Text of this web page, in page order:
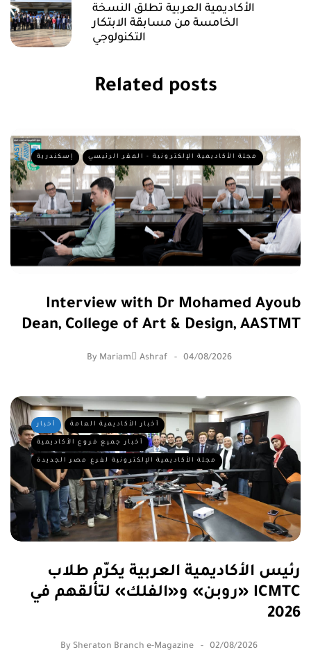
الأكاديمية العربية تطلق النسخة
الخامسة من مسابقة الابتكار
التكنولوجي
Related posts
إسكندرية مجلة الأكاديمية الإلكترونية - المقر الرئيسي
Interview with Dr Mohamed Ayoub
Dean, College of Art & Design, AASTMT
By Mariam ِAshraf 04/08/2026
أخبار أخبار الأكاديمية العامة
أخبار جميع فروع الأكاديمية
مجلة الأكاديمية الإلكترونية لفرع مصر الجديدة
رئيس الأكاديمية العربية يكرّم طلاب
«روبن» و«الفلك» لتألقهم في ICMTC
2026
By Sheraton Branch e-Magazine 02/08/2026